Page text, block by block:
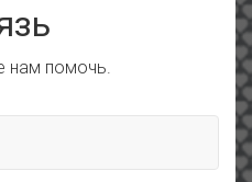
нам помочь.